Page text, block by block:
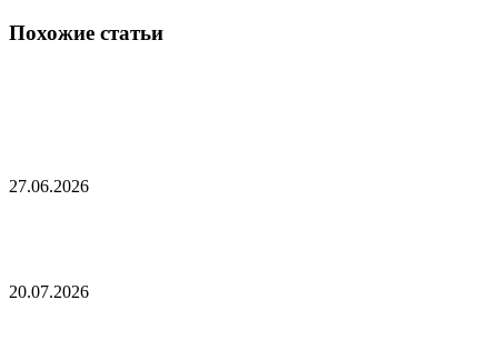
Похожие статьи
27.06.2026
20.07.2026